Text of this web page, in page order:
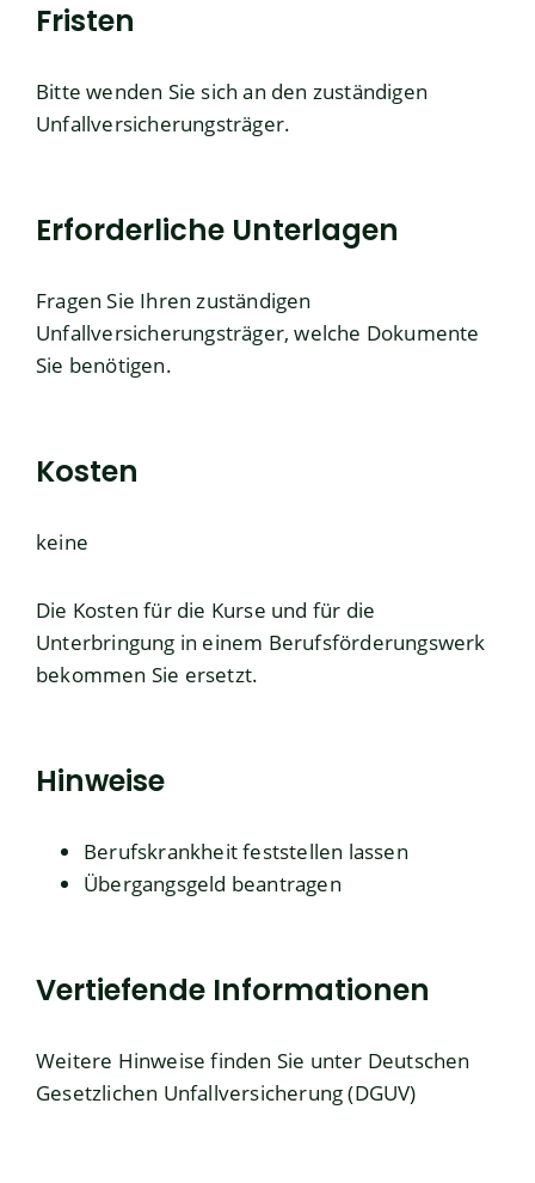
Fristen
Bitte wenden Sie sich an den zuständigen
Unfallversicherungsträger.
Erforderliche Unterlagen
Fragen Sie Ihren zuständigen
Unfallversicherungsträger, welche Dokumente
Sie benötigen.
Kosten
keine
Die Kosten für die Kurse und für die
Unterbringung in einem Berufsförderungswerk
bekommen Sie ersetzt.
Hinweise
Berufskrankheit feststellen lassen
Übergangsgeld beantragen
Vertiefende Informationen
Weitere Hinweise finden Sie unter Deutschen
Gesetzlichen Unfallversicherung (DGUV)